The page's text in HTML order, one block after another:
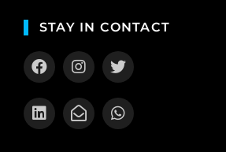
STAY IN CONTACT